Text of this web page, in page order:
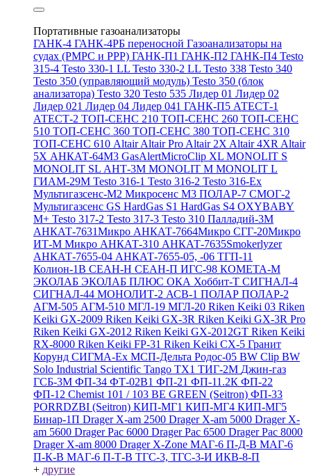
Портативные газоанализаторы
ГАНК-4 ГАНК-4РБ переносной Газоанализаторы на
судах (РМРС и РРР) ГАНК-П1 ГАНК-П2 ГАНК-П4 Testo
315-4 Testo 330-1 LL Testo 330-2 LL Testo 338 Testo 340
Testo 350 (управляющий модуль) Testo 350 (блок
анализатора) Testo 320 Testo 535 Лидер 01 Лидер 02
Лидер 021 Лидер 04 Лидер 041 ГАНК-П5 АТЕСТ-1
АТЕСТ-2 ТОП-СЕНС 210 ТОП-СЕНС 260 ТОП-СЕНС
510 ТОП-СЕНС 360 ТОП-СЕНС 380 ТОП-СЕНС 310
ТОП-СЕНС 610 AltairAltair Pro Altair 2X Altair 4XR Altair
5X АНКАТ-64М3 GasAlertMicroClip XL MONOLIT S
MONOLIT SL АНТ-3М MONOLIT M MONOLIT L
ГИАМ-29М Testo 316-1 Testo 316-2 Testo 316-Ex
Мультигазсенс-М2 Микросенс М3 ПОЛАР-7 СМОГ-2
Мультигазсенс GS HardGas S1 HardGas S4 OXYBABY
M+ Testo 317-2 Testo 317-3 Testo 310 Палладий-3М
АНКАТ-7631Микро АНКАТ-7664Микро СГГ-20Микро
ИТ-М Микро АНКАТ-310 АНКАТ-7635Smokerlyzer
АНКАТ-7655-04 АНКАТ-7655-05, -06 ТГП-11
Колион-1В СЕАН-Н СЕАН-П ИГС-98 КОМЕТА-М
ЭКОЛАБ ЭКОЛАБ ПЛЮС ОКА Хоббит-Т СИГНАЛ-4
СИГНАЛ-44 МОНОЛИТ-2 АСВ-1 ПОЛАР ПОЛАР-2
АГМ-505 АГМ-510 МГЛ-19 МГЛ-20 Riken Keiki 03 Riken
Keiki GX-2009 Riken Keiki GX-3R Riken Keiki GX-3R Pro
Riken Keiki GX-2012 Riken Keiki GX-2012GT Riken Keiki
RX-8000 Riken Keiki FP-31 Riken Keiki CX-5 Гранит
Корунд СИГМА-Ех МСП-Дельта Родос-05 BW Clip BW
Solo Industrial Scientific Tango TX1 ТИГ-2М Джин-газ
ГСБ-3М ФП-34 ФТ-02В1 ФП-21 ФП-11.2К ФП-22
ФП-12 Chemist 101 / 103 BE GREEN (Seitron) ФП-33
PORRDZBI (Seitron) КИП-МГ1 КИП-МГ4 КИП-МГ5
Бинар-1П Drager X-am 2500 Drager X-am 5000 Drager X-
am 5600 Drager Pac 6000 Drager Pac 6500 Drager Pac 8000
Drager X-am 8000 Drager X-Zone МАГ-6 П-Д-В МАГ-6
П-К-В МАГ-6 П-Т-В ТГС-3, ТГС-3-И ИКВ-8-П
+ другие